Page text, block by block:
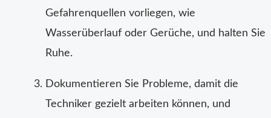
Gefahrenquellen vorliegen, wie
Wasserüberlauf oder Gerüche, und halten Sie
Ruhe.
Dokumentieren Sie Probleme, damit die
Techniker gezielt arbeiten können, und